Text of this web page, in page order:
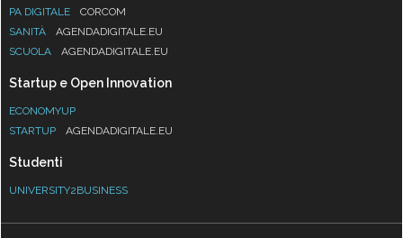
PA DIGITALE
CORCOM
SANITÀ
AGENDADIGITALE.EU
SCUOLA
AGENDADIGITALE.EU
Startup e Open Innovation
ECONOMYUP
STARTUP
AGENDADIGITALE.EU
Studenti
UNIVERSITY2BUSINESS